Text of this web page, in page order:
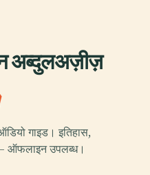
अब्दुलअज़ीज़
गाइड। इतिहास,
ऑफलाइन उपलब्ध।